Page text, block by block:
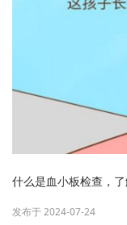
什么是血小板检查，
发布于 2024-07-24